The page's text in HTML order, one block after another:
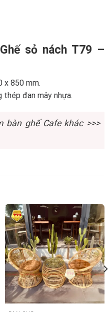
sỏ nách T79 –
x 850 mm.
thép đan mây nhựa.
bàn ghế Cafe khác >>>